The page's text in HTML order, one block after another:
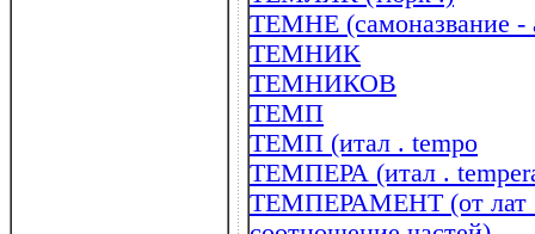
ТЕМНЕ (самоназвание -
ТЕМНИК
ТЕМНИКОВ
ТЕМП
ТЕМП (итал . tempo
ТЕМПЕРА (итал .
ТЕМПЕРАМЕНТ (от лат .